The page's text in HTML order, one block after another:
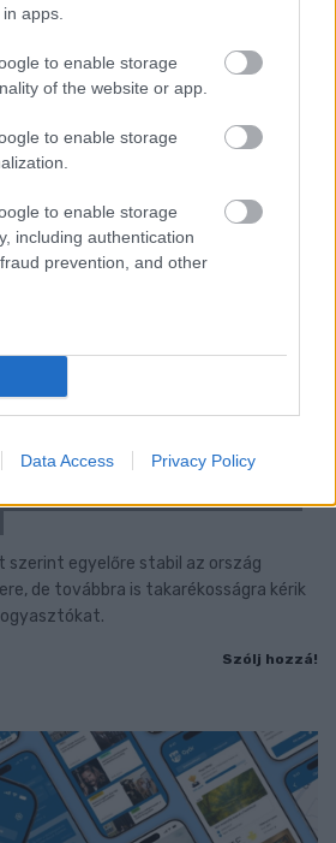
apps.
to enable storage
of the website or app.
to enable storage
to enable storage
including authentication
prevention, and other
Data Access Privacy Policy
MEGHOSSZABBÍTOTTÁK A
A KÖVETKEZŐ 48 ÓRA LEHET A
ENERGIAELLÁTÁS
szerint egyelőre stabil az ország
de továbbra is takarékosságra kérik
Szólj hozzá!